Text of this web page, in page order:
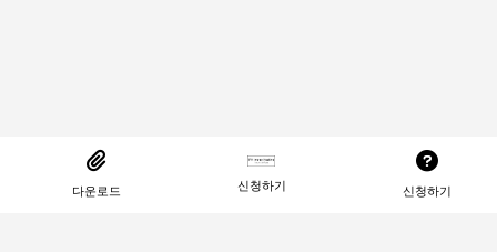
다운로드 신청하기 신청하기